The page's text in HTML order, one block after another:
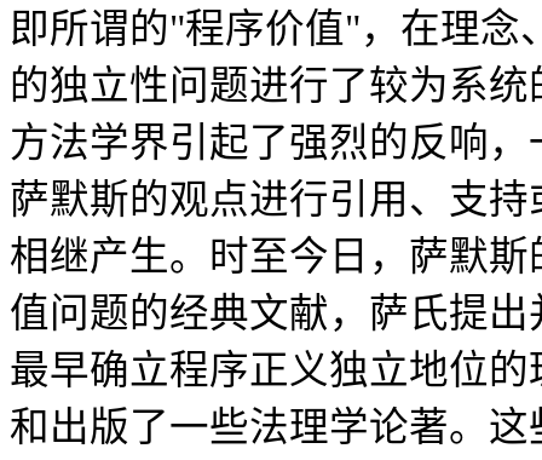
即所谓的"程序价值"，在理念
的独立性问题进行了较为系
方法学界引起了强烈的反响
萨默斯的观点进行引用、支
相继产生。时至今日，萨默
值问题的经典文献，萨氏提
最早确立程序正义独立地位
和出版了一些法理学论著。